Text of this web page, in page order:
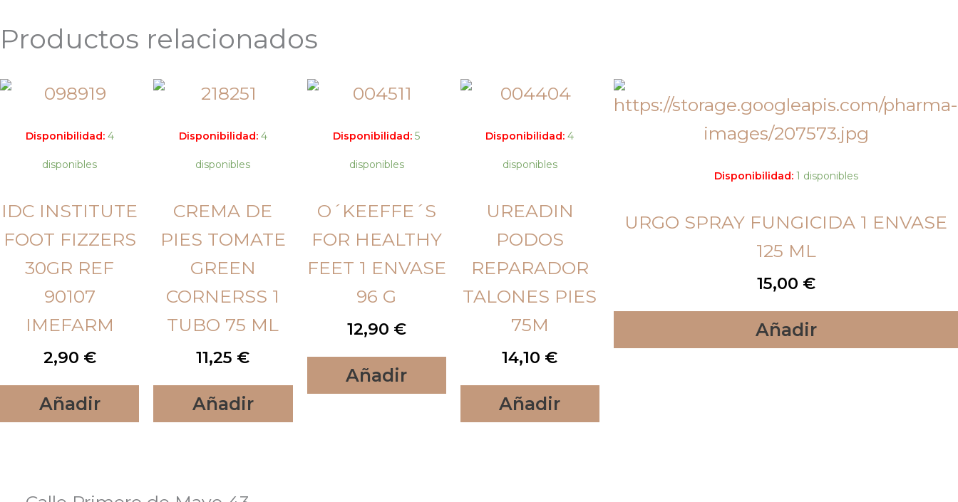
Productos relacionados
Disponibilidad: 4
disponibles
IDC INSTITUTE
FOOT FIZZERS
30GR REF
90107
IMEFARM
2,90 €
Añadir
Disponibilidad: 4
disponibles
CREMA DE
PIES TOMATE
GREEN
CORNERSS 1
TUBO 75 ML
11,25 €
Añadir
Disponibilidad: 5
disponibles
O´KEEFFE´S
FOR HEALTHY
FEET 1 ENVASE
96 G
12,90 €
Añadir
Disponibilidad: 4
disponibles
UREADIN
PODOS
REPARADOR
TALONES PIES
75M
14,10 €
Añadir
Disponibilidad: 1 disponibles
URGO SPRAY FUNGICIDA 1 ENVASE
125 ML
15,00 €
Añadir